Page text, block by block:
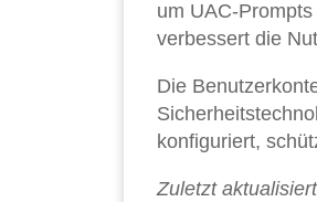
um UAC-
verbessert die
Die
konfiguriert,
Zuletzt